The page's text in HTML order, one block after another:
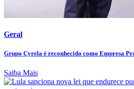
Geral
Grupo Cyrela é reconhecido como Empresa
Saiba Mais